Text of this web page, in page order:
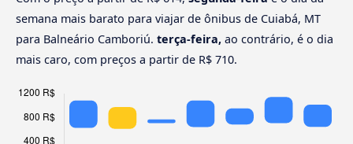
semana mais barato para viajar de ônibus de Cuiabá, MT
para Balneário Camboriú. terça-feira, ao contrário, é o dia
mais caro, com preços a partir de R$ 710.